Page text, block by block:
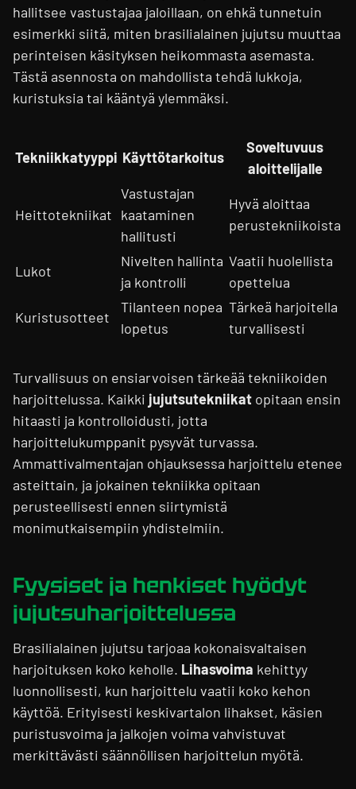
hallitsee vastustajaa jaloillaan, on ehkä tunnetuin
esimerkki siitä, miten brasilialainen jujutsu muuttaa
perinteisen käsityksen heikommasta asemasta.
Tästä asennosta on mahdollista tehdä lukkoja,
kuristuksia tai kääntyä ylemmäksi.
Tekniikkatyyppi Käyttötarkoitus
Soveltuvuus
aloittelijalle
Heittotekniikat
Vastustajan
kaataminen
hallitusti
Hyvä aloittaa
perustekniikoista
Lukot
Nivelten hallinta
ja kontrolli
Vaatii huolellista
opettelua
Kuristusotteet
Tilanteen nopea
lopetus
Tärkeä harjoitella
turvallisesti
Turvallisuus on ensiarvoisen tärkeää tekniikoiden
harjoittelussa. Kaikki jujutsutekniikat opitaan ensin
hitaasti ja kontrolloidusti, jotta
harjoittelukumppanit pysyvät turvassa.
Ammattivalmentajan ohjauksessa harjoittelu etenee
asteittain, ja jokainen tekniikka opitaan
perusteellisesti ennen siirtymistä
monimutkaisempiin yhdistelmiin.
Fyysiset ja henkiset hyödyt
jujutsuharjoittelussa
Brasilialainen jujutsu tarjoaa kokonaisvaltaisen
harjoituksen koko keholle. Lihasvoima kehittyy
luonnollisesti, kun harjoittelu vaatii koko kehon
käyttöä. Erityisesti keskivartalon lihakset, käsien
puristusvoima ja jalkojen voima vahvistuvat
merkittävästi säännöllisen harjoittelun myötä.